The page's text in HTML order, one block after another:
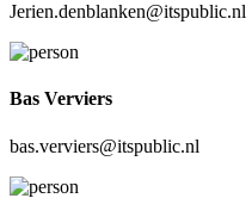
Jerien.denblanken@itspublic.nl
Bas Verviers
bas.verviers@itspublic.nl